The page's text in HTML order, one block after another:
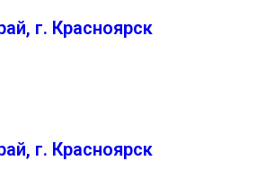
г. Красноярск
г. Красноярск